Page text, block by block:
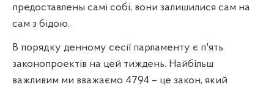
предоставлены самі собі, вони залишилися сам на
сам з бідою.
В порядку денному сесії парламенту є п'ять
законопроектів на цей тиждень. Найбільш
важливим ми вважаємо 4794 – це закон, який